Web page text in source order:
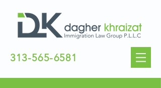
313-565-6581